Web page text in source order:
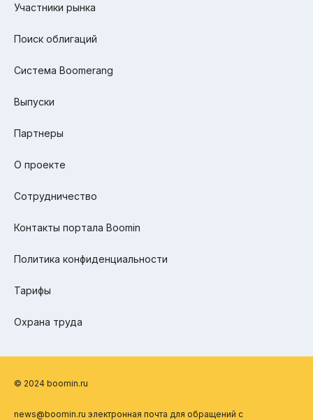
Участники рынка
Поиск облигаций
Система Boomerang
Выпуски
Партнеры
О проекте
Сотрудничество
Контакты портала Boomin
Политика конфиденциальности
Тарифы
Охрана труда
© 2024 boomin.ru
news@boomin.ru электронная почта для обращений с